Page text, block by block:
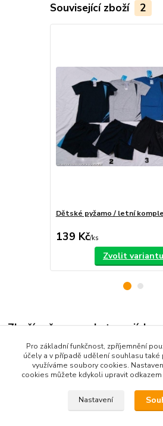
Související zboží 2
Dětské pyžamo / letní
139 Kč/ks
Zvolit variantu
Zboží zařazeno v kategoriích
Dětské oblečení
Komplety, soupravy
Pro základní funkčnost, zpříjemnění
účely a v případě udělení souhlasu
využíváme soubory cookies.
cookies můžete kdykoli upravit
Nastavení